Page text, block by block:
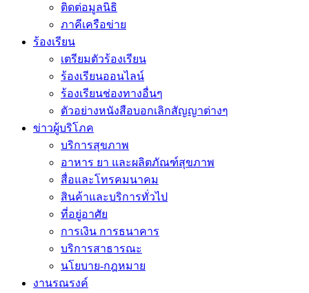
ติดต่อมูลนิธิ
ภาคีเครือข่าย
ร้องเรียน
เตรียมตัวร้องเรียน
ร้องเรียนออนไลน์
ร้องเรียนช่องทางอื่นๆ
ตัวอย่างหนังสือบอกเลิกสัญญาต่างๆ
ข่าวผู้บริโภค
บริการสุขภาพ
อาหาร ยา และผลิตภัณฑ์สุขภาพ
สื่อและโทรคมนาคม
สินค้าและบริการทั่วไป
ที่อยู่อาศัย
การเงิน การธนาคาร
บริการสาธารณะ
นโยบาย-กฎหมาย
งานรณรงค์